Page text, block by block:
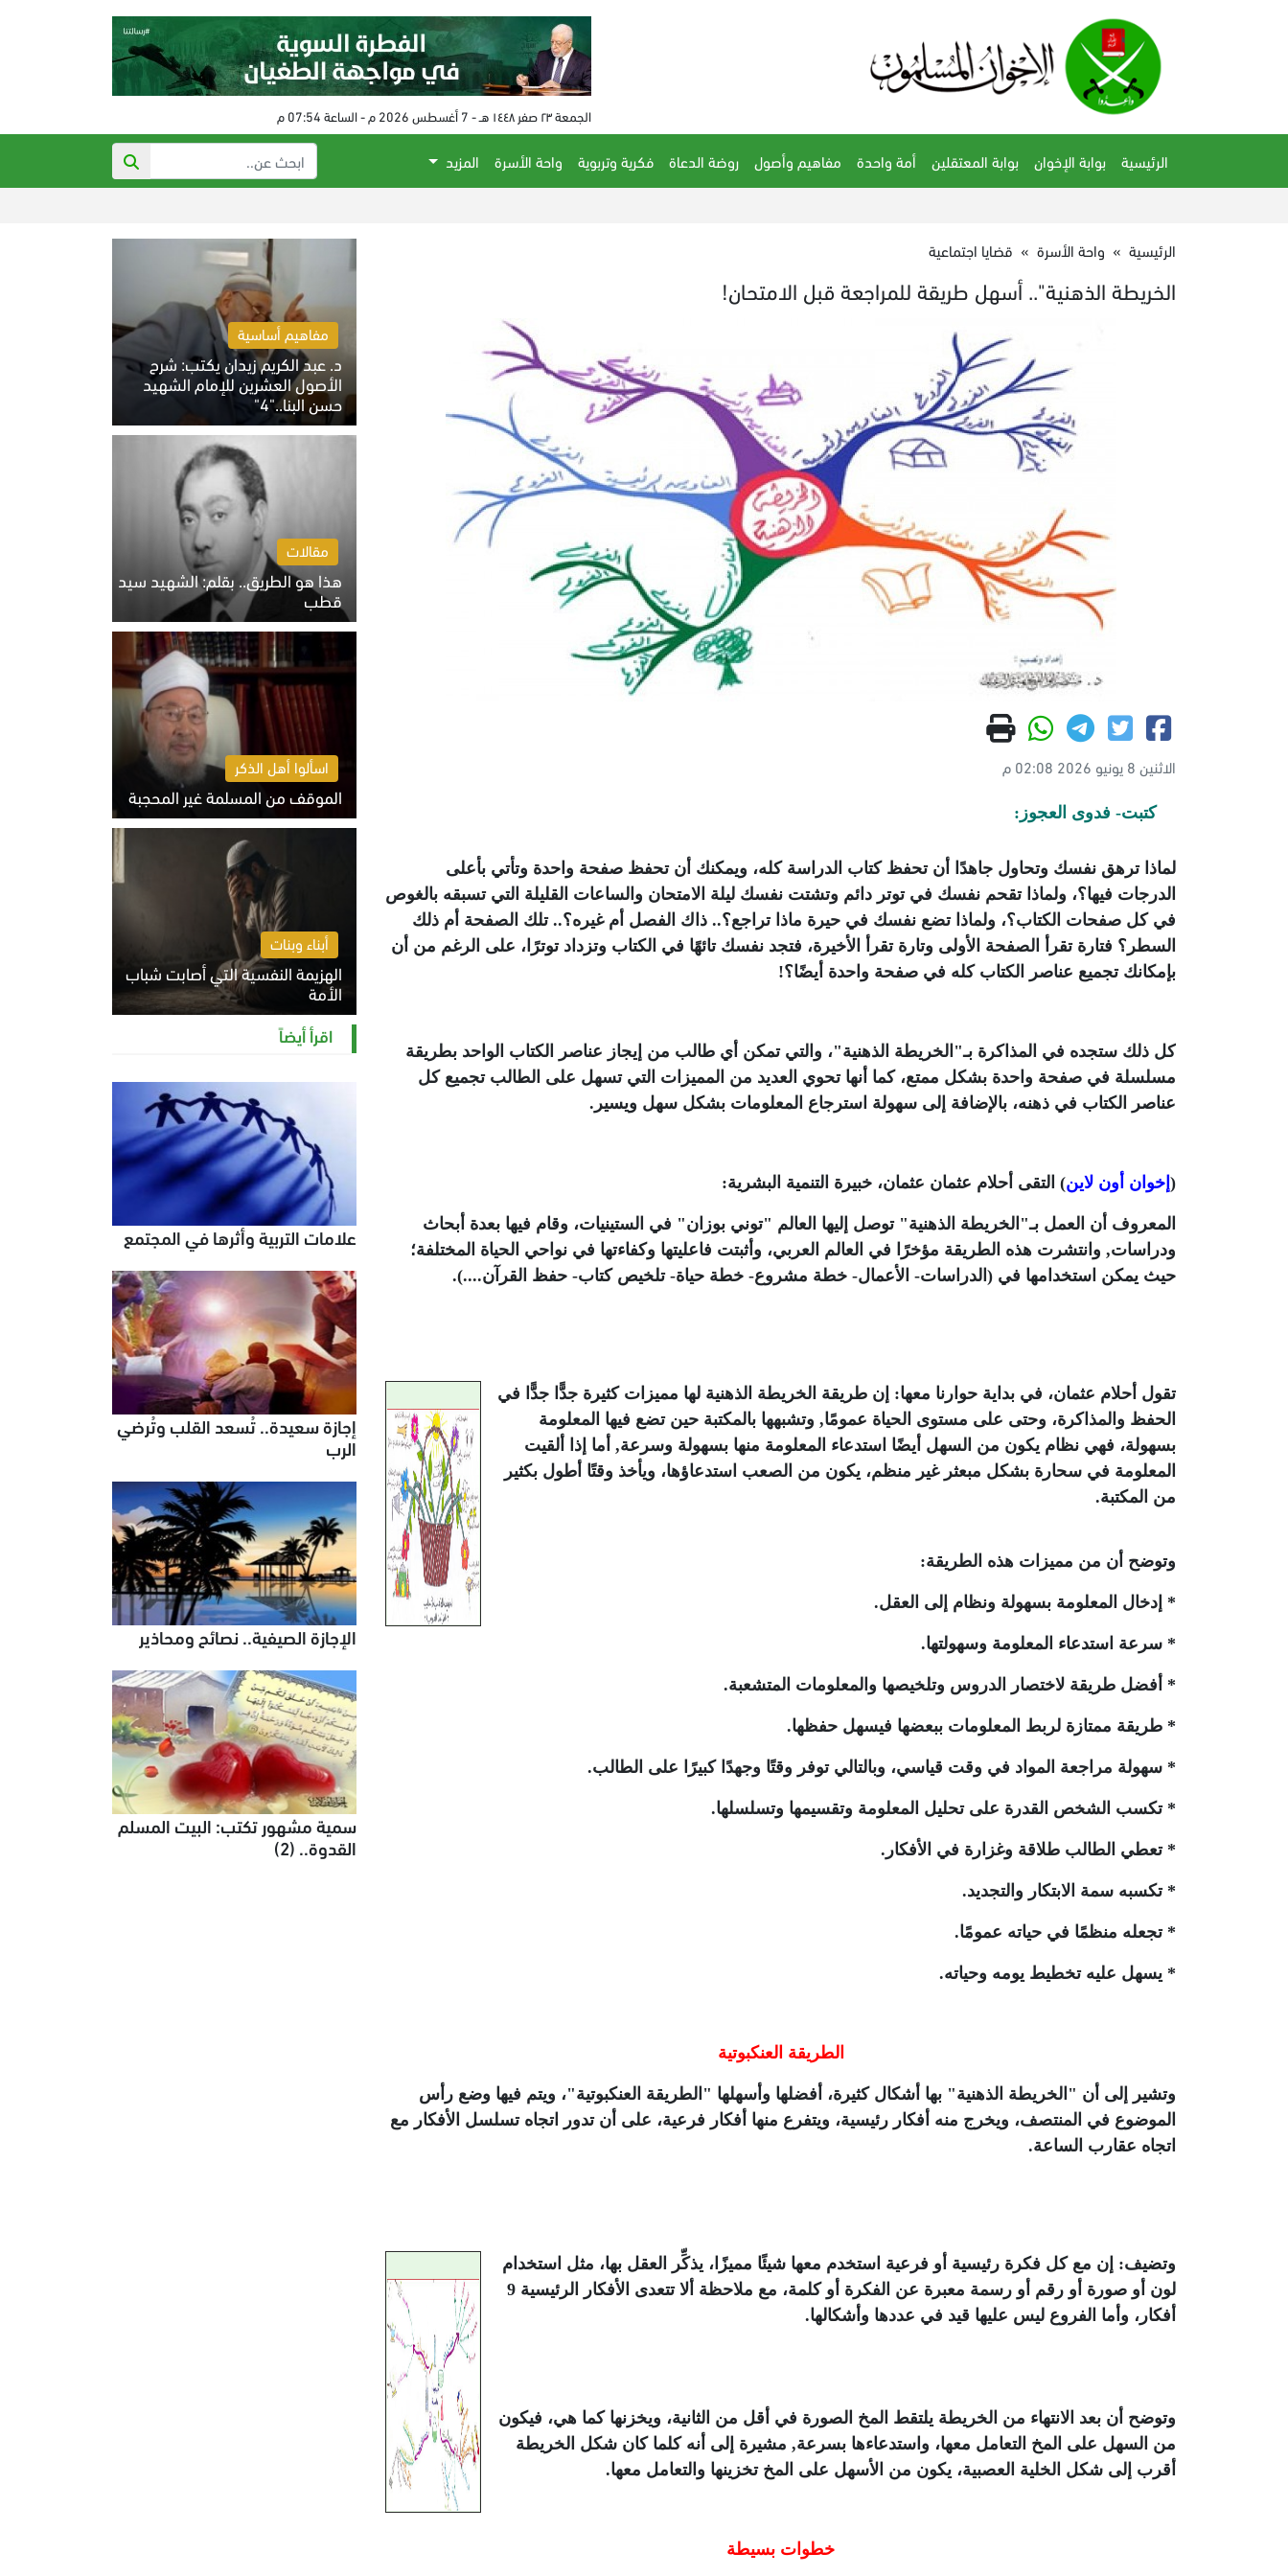
الجمعة ٢٣ صفر ١٤٤٨ هـ - 7 أغسطس 2026 م - الساعة 07:54 م
الرئيسية بوابة الإخوان بوابة المعتقلين أمة واحدة مفاهيم وأصول روضة الدعاة فكرية وتربوية واحة الأسرة
المزيد
الرئيسية » واحة الأسرة » قضايا اجتماعية
الخريطة الذهنية".. أسهل طريقة للمراجعة قبل الامتحان!
الاثنين 8 يونيو 2026 02:08 م
كتبت- فدوى العجوز:
لماذا ترهق نفسك وتحاول جاهدًا أن تحفظ كتاب الدراسة كله، ويمكنك أن تحفظ صفحة واحدة وتأتي بأعلى
الدرجات فيها؟، ولماذا تقحم نفسك في توتر دائم وتشتت نفسك ليلة الامتحان والساعات القليلة التي تسبقه بالغوص
في كل صفحات الكتاب؟، ولماذا تضع نفسك في حيرة ماذا تراجع؟.. ذاك الفصل أم غيره؟.. تلك الصفحة أم ذلك
السطر؟ فتارة تقرأ الصفحة الأولى وتارة تقرأ الأخيرة، فتجد نفسك تائهًا في الكتاب وتزداد توترًا، على الرغم من أن
بإمكانك تجميع عناصر الكتاب كله في صفحة واحدة أيضًا؟!
كل ذلك ستجده في المذاكرة بـ"الخريطة الذهنية"، والتي تمكن أي طالب من إيجاز عناصر الكتاب الواحد بطريقة
مسلسلة في صفحة واحدة بشكل ممتع، كما أنها تحوي العديد من المميزات التي تسهل على الطالب تجميع كل
عناصر الكتاب في ذهنه، بالإضافة إلى سهولة استرجاع المعلومات بشكل سهل ويسير.
( إخوان أون لاين) التقى أحلام عثمان عثمان، خبيرة التنمية البشرية:
المعروف أن العمل بـ"الخريطة الذهنية" توصل إليها العالم "توني بوزان" في الستينيات، وقام فيها بعدة أبحاث
ودراسات, وانتشرت هذه الطريقة مؤخرًا في العالم العربي، وأثبتت فاعليتها وكفاءتها في نواحي الحياة المختلفة؛
حيث يمكن استخدامها في (الدراسات- الأعمال- خطة مشروع- خطة حياة- تلخيص كتاب- حفظ القرآن....).
تقول أحلام عثمان، في بداية حوارنا معها: إن طريقة الخريطة الذهنية لها مميزات كثيرة جدًّا جدًّا في
الحفظ والمذاكرة، وحتى على مستوى الحياة عمومًا, وتشبهها بالمكتبة حين تضع فيها المعلومة
بسهولة، فهي نظام يكون من السهل أيضًا استدعاء المعلومة منها بسهولة وسرعة, أما إذا ألقيت
المعلومة في سحارة بشكل مبعثر غير منظم، يكون من الصعب استدعاؤها، ويأخذ وقتًا أطول بكثير
من المكتبة.
وتوضح أن من مميزات هذه الطريقة:
* إدخال المعلومة بسهولة ونظام إلى العقل.
* سرعة استدعاء المعلومة وسهولتها.
* أفضل طريقة لاختصار الدروس وتلخيصها والمعلومات المتشعبة.
* طريقة ممتازة لربط المعلومات ببعضها فيسهل حفظها.
* سهولة مراجعة المواد في وقت قياسي، وبالتالي توفر وقتًا وجهدًا كبيرًا على الطالب.
* تكسب الشخص القدرة على تحليل المعلومة وتقسيمها وتسلسلها.
* تعطي الطالب طلاقة وغزارة في الأفكار.
* تكسبه سمة الابتكار والتجديد.
* تجعله منظمًا في حياته عمومًا.
* يسهل عليه تخطيط يومه وحياته.
الطريقة العنكبوتية
وتشير إلى أن "الخريطة الذهنية" بها أشكال كثيرة، أفضلها وأسهلها "الطريقة العنكبوتية"، ويتم فيها وضع رأس
الموضوع في المنتصف، ويخرج منه أفكار رئيسية، ويتفرع منها أفكار فرعية، على أن تدور اتجاه تسلسل الأفكار مع
اتجاه عقارب الساعة.
وتضيف: إن مع كل فكرة رئيسية أو فرعية استخدم معها شيئًا مميزًا، يذكِّر العقل بها، مثل استخدام
لون أو صورة أو رقم أو رسمة معبرة عن الفكرة أو كلمة، مع ملاحظة ألا تتعدى الأفكار الرئيسية 9
أفكار، وأما الفروع ليس عليها قيد في عددها وأشكالها.
وتوضح أن بعد الانتهاء من الخريطة يلتقط المخ الصورة في أقل من الثانية، ويخزنها كما هي، فيكون
من السهل على المخ التعامل معها، واستدعاءها بسرعة, مشيرة إلى أنه كلما كان شكل الخريطة
أقرب إلى شكل الخلية العصبية، يكون من الأسهل على المخ تخزينها والتعامل معها.
خطوات بسيطة
مفاهيم أساسية
د. عبد الكريم زيدان يكتب: شرح
الأصول العشرين للإمام الشهيد
حسن البنا.."4"
الخميس 6 أغسطس 2026 10:27 ص
مقالات
هذا هو الطريق.. بقلم: الشهيد سيد
قطب
الخميس 6 أغسطس 2026 10:52 ص
اسألوا أهل الذكر
الموقف من المسلمة غير المحجبة
الخميس 6 أغسطس 2026 10:45 ص
أبناء وبنات
الهزيمة النفسية التي أصابت شباب
الأمة
الخميس 6 أغسطس 2026 11:12 ص
اقرأ أيضاً
علامات التربية وأثرها في المجتمع
إجازة سعيدة.. تُسعد القلب وتُرضي
الرب
الإجازة الصيفية.. نصائح ومحاذير
سمية مشهور تكتب: البيت المسلم
القدوة.. (2)